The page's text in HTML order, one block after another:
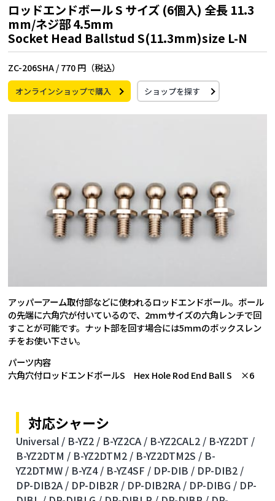
ロッドエンドボール S サイズ (6個入) 全長 11.3
mm/ネジ部 4.5mm
Socket Head Ballstud S(11.3mm)size L-N
ZC-206SHA / 770 円（税込）
オンラインショップで購入 ショップを探す
アッパーアーム取付部などに使われるロッドエンドボール。ボール
の先端に六角穴が付いているので、2mmサイズの六角レンチで回
すことが可能です。ナット部を回す場合には5mmのボックスレン
チをお使い下さい。
パーツ内容
六角穴付ロッドエンドボールS Hex Hole Rod End Ball S ×6
対応シャーシ
Universal / B-YZ2 / B-YZ2CA / B-YZ2CAL2 / B-YZ2DT /
B-YZ2DTM / B-YZ2DTM2 / B-YZ2DTM2S / B-
YZ2DTMW / B-YZ4 / B-YZ4SF / DP-DIB / DP-DIB2 /
DP-DIB2A / DP-DIB2R / DP-DIB2RA / DP-DIBG / DP-